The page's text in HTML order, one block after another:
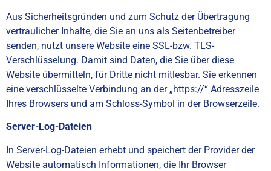
Aus Sicherheitsgründen und zum Schutz der Übertragung
vertraulicher Inhalte, die Sie an uns als Seitenbetreiber
senden, nutzt unsere Website eine SSL-bzw. TLS-
Verschlüsselung. Damit sind Daten, die Sie über diese
Website übermitteln, für Dritte nicht mitlesbar. Sie erkennen
eine verschlüsselte Verbindung an der „https://“ Adresszeile
Ihres Browsers und am Schloss-Symbol in der Browserzeile.
Server-Log-Dateien
In Server-Log-Dateien erhebt und speichert der Provider der
Website automatisch Informationen, die Ihr Browser